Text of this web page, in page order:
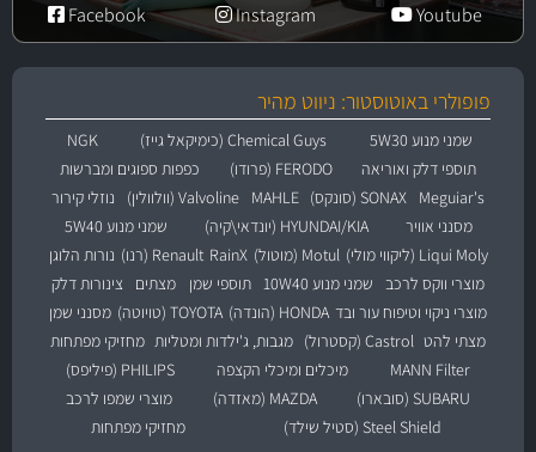
Youtube
Instagram
Facebook
פופולרי באוטוסטור: ניווט מהיר
שמני מנוע 5W30 Chemical Guys (כימיקאל גייז)
NGK
תוספי דלק ואוריאה
FERODO (פרודו)
כפפות ספוגים ומברשות
Meguiar's
SONAX (סונקס) MAHLE Valvoline (וולוולין)
נוזלי קירור
מסנני אוויר
HYUNDAI/KIA (יונדאי\קיה)
שמני מנוע 5W40
Liqui Moly (ליקווי מולי)
Motul (מוטול) RainX Renault (רנו)
נורות הלוגן
מוצרי ווקס לרכב
שמני מנוע 10W40 תוספי שמן מצתים
צינורות דלק
מוצרי ניקוי וטיפוח עור ובד HONDA (הונדה) TOYOTA (טויוטה)
מסנני שמן
מצתי להט Castrol (קסטרול) מגבות, ג'ילדות ומטליות מחזיקי מפתחות
MANN Filter
מיכלים ומיכלי הקצפה
PHILIPS (פיליפס)
SUBARU (סובארו)
MAZDA (מאזדה)
מוצרי שמפו לרכב
Steel Shield (סטיל שילד)
מחזיקי מפתחות